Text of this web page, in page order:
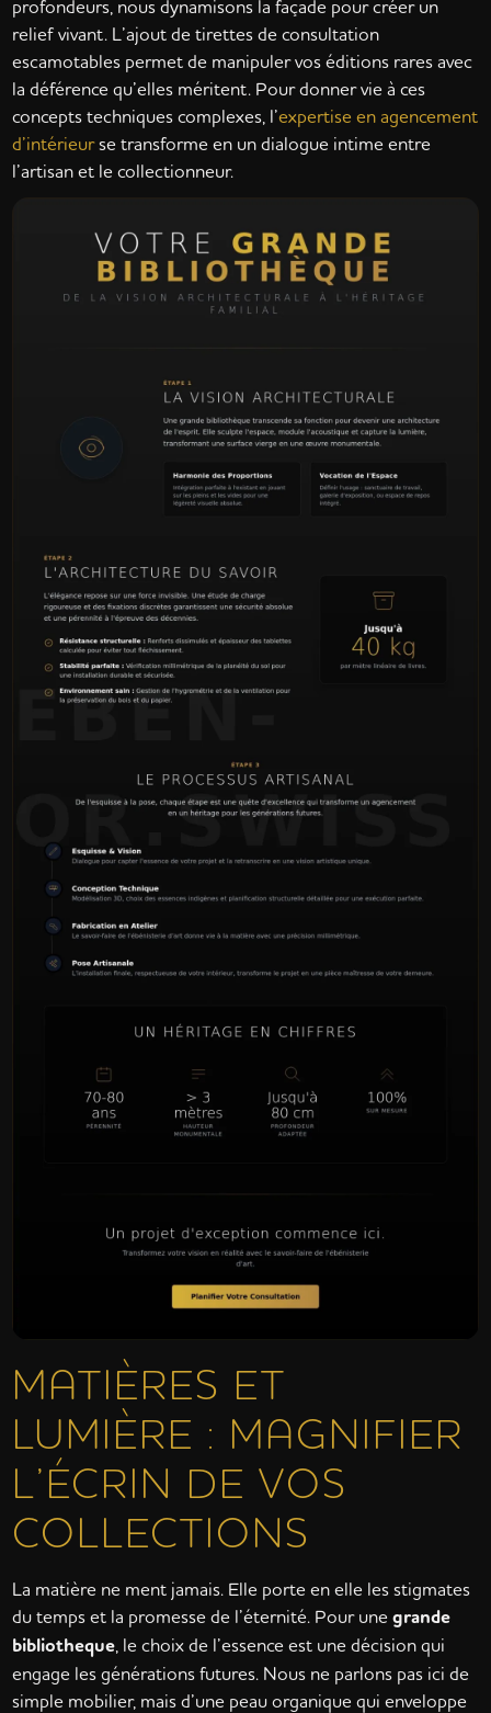
profondeurs, nous dynamisons la façade pour créer un
relief vivant. L’ajout de tirettes de consultation
escamotables permet de manipuler vos éditions rares avec
la déférence qu’elles méritent. Pour donner vie à ces
concepts techniques complexes, l’expertise en agencement
d’intérieurse transforme en un dialogue intime entre
l’artisan et le collectionneur.
MATIÈRES ET
LUMIÈRE : MAGNIFIER
L’ÉCRIN DE VOS
COLLECTIONS
La matière ne ment jamais. Elle porte en elle les stigmates
du temps et la promesse de l’éternité. Pour unegrande
bibliotheque , le choix de l’essence est une décision qui
engage les générations futures. Nous ne parlons pas ici de
simple mobilier, mais d’une peau organique qui enveloppe